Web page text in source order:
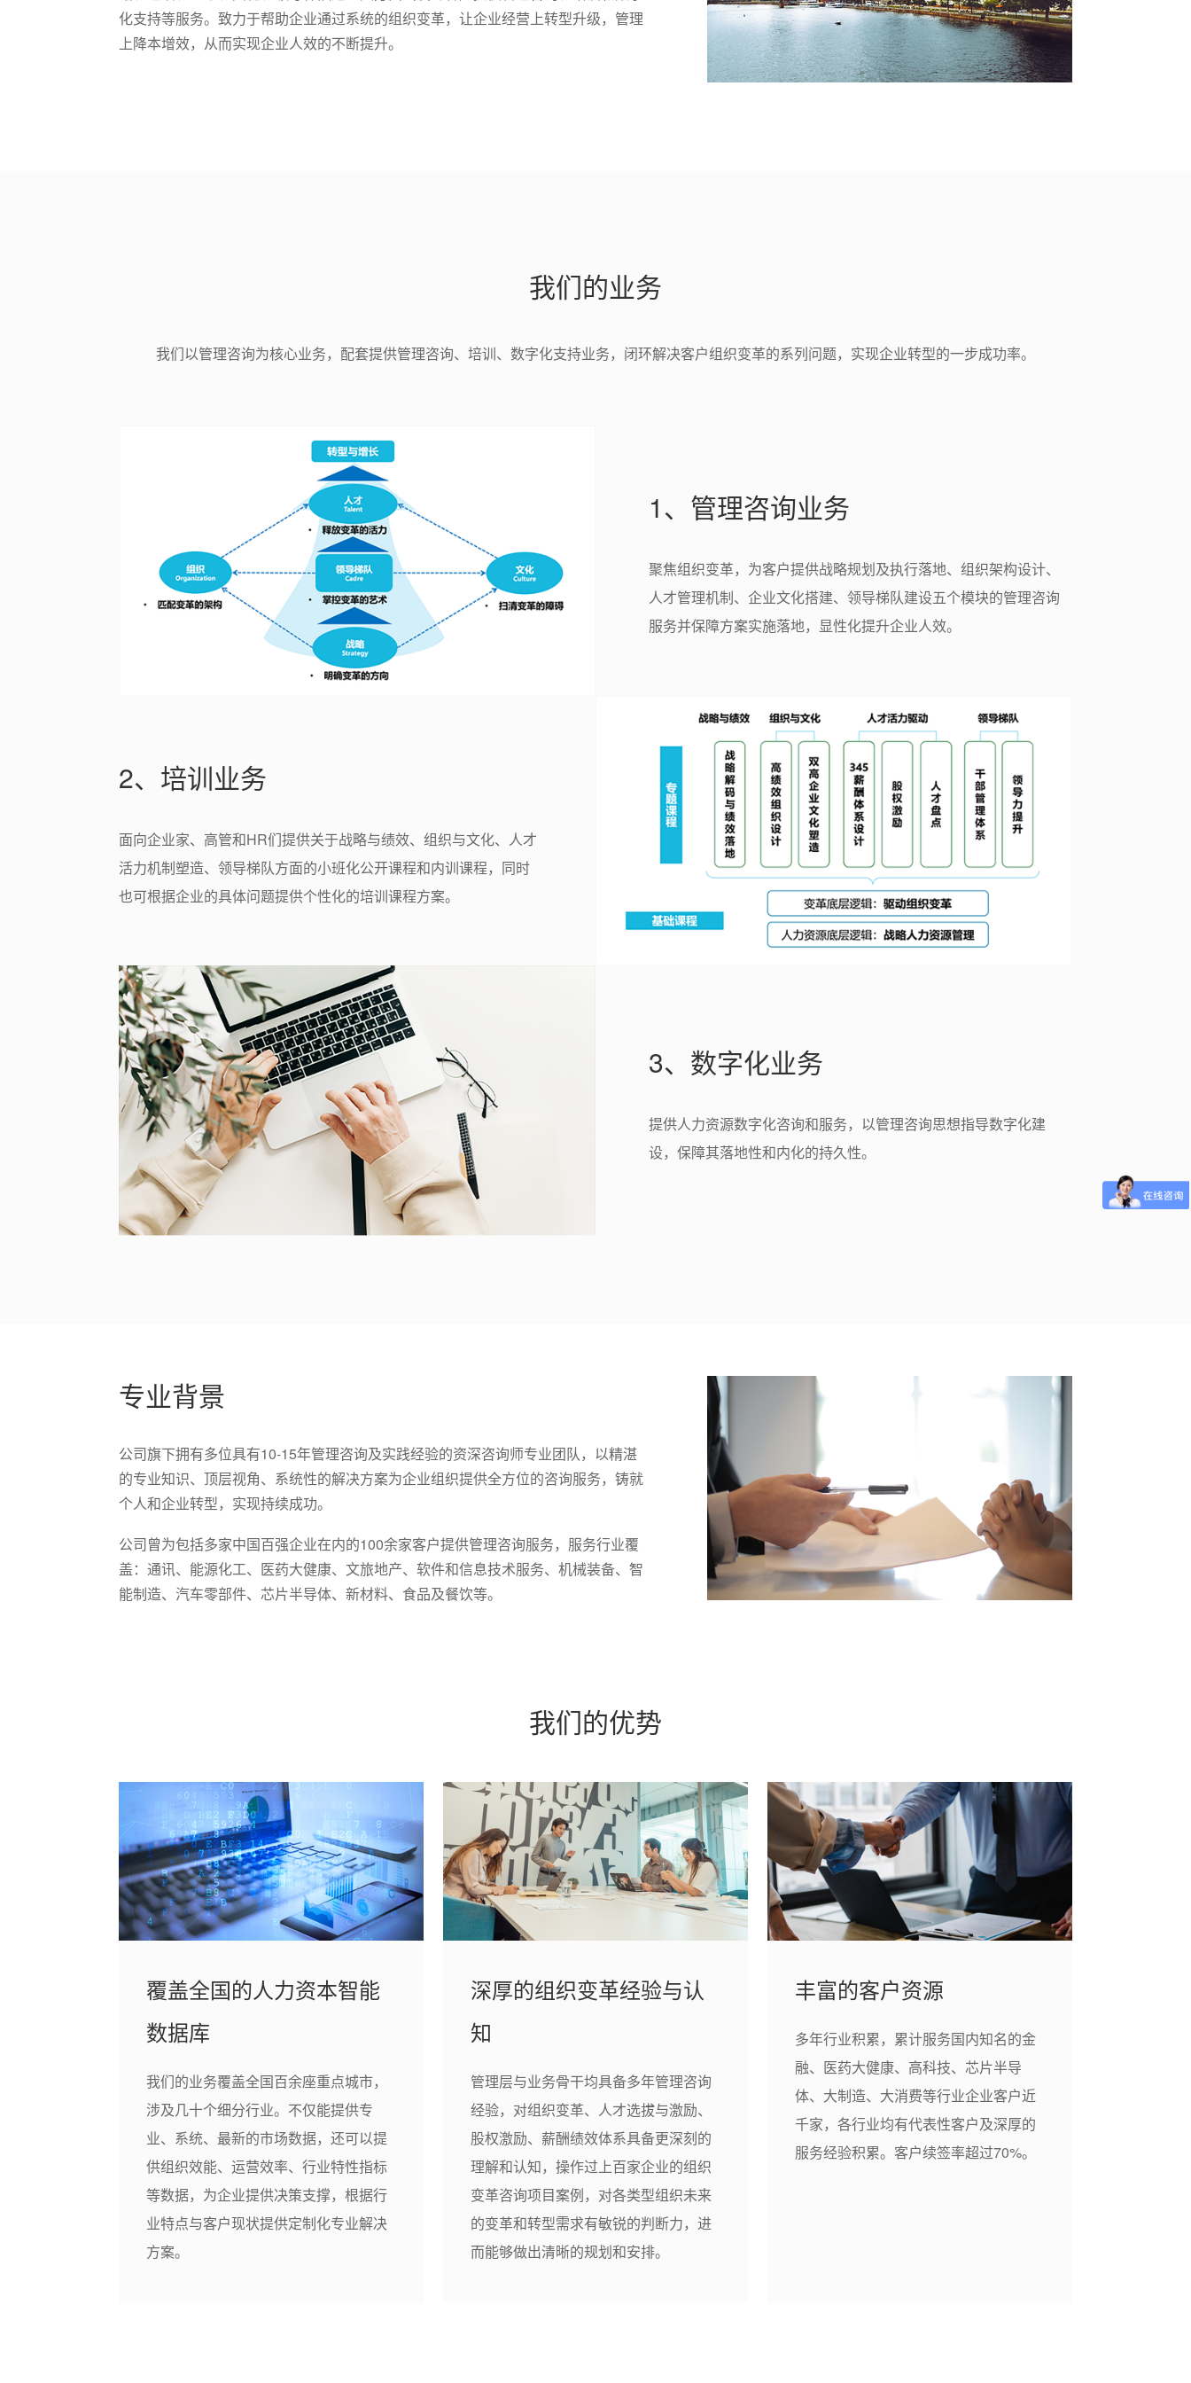
化支持等服务。致力于帮助企业通过系统的组织变革，让企业经营上转型升级，管理
上降本增效，从而实现企业人效的不断提升。
我们的业务
我们以管理咨询为核心业务，配套提供管理咨询、培训、数字化支持业务，闭环解决客户组织变革的系列问题，实现企业转型的一步成功率。
1、管理咨询业务
聚焦组织变革，为客户提供战略规划及执行落地、组织架构设计、
人才管理机制、企业文化搭建、领导梯队建设五个模块的管理咨询
服务并保障方案实施落地，显性化提升企业人效。
2、培训业务
面向企业家、高管和HR们提供关于战略与绩效、组织与文化、人才
活力机制塑造、领导梯队方面的小班化公开课程和内训课程，同时
也可根据企业的具体问题提供个性化的培训课程方案。
3、数字化业务
提供人力资源数字化咨询和服务，以管理咨询思想指导数字化建
设，保障其落地性和内化的持久性。
专业背景
公司旗下拥有多位具有10-15年管理咨询及实践经验的资深咨询师专业团队，以精湛
的专业知识、顶层视角、系统性的解决方案为企业组织提供全方位的咨询服务，铸就
个人和企业转型，实现持续成功。
公司曾为包括多家中国百强企业在内的100余家客户提供管理咨询服务，服务行业覆
盖：通讯、能源化工、医药大健康、文旅地产、软件和信息技术服务、机械装备、智
能制造、汽车零部件、芯片半导体、新材料、食品及餐饮等。
我们的优势
覆盖全国的人力资本智能
数据库
我们的业务覆盖全国百余座重点城市，
涉及几十个细分行业。不仅能提供专
业、系统、最新的市场数据，还可以提
供组织效能、运营效率、行业特性指标
等数据，为企业提供决策支撑，根据行
业特点与客户现状提供定制化专业解决
方案。
深厚的组织变革经验与认
知
管理层与业务骨干均具备多年管理咨询
经验，对组织变革、人才选拔与激励、
股权激励、薪酬绩效体系具备更深刻的
理解和认知，操作过上百家企业的组织
变革咨询项目案例，对各类型组织未来
的变革和转型需求有敏锐的判断力，进
而能够做出清晰的规划和安排。
丰富的客户资源
多年行业积累，累计服务国内知名的金
融、医药大健康、高科技、芯片半导
体、大制造、大消费等行业企业客户近
千家，各行业均有代表性客户及深厚的
服务经验积累。客户续签率超过70%。